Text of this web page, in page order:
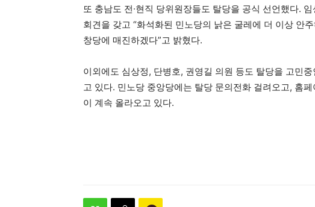
또 충남도 전∙현직 당위원장들도 탈당을 공식 선언했다.
회견을 갖고 “화석화된 민노당의 낡은 굴레에 더 이상 안
창당에 매진하겠다”고 밝혔다.
이외에도 심상정, 단병호, 권영길 의원 등도 탈당을 고민
고 있다. 민노당 중앙당에는 탈당 문의전화 걸려오고, 홈
이 계속 올라오고 있다.